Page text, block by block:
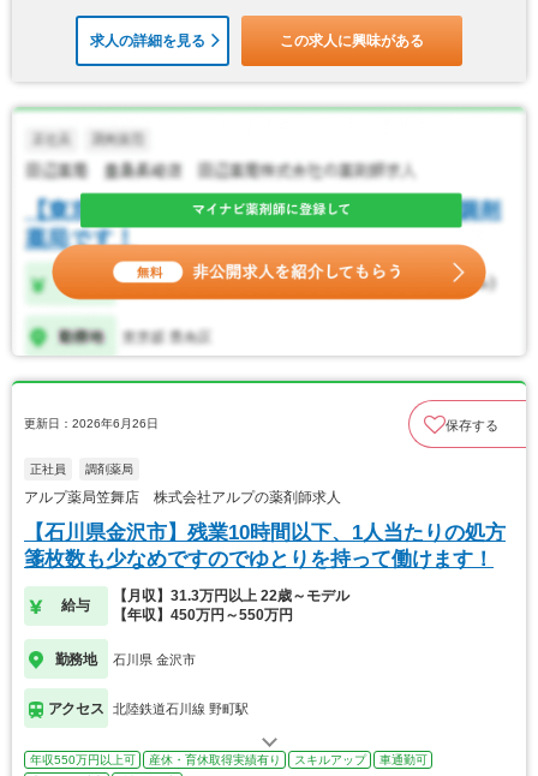
求人の詳細を見る この求人に興味がある
更新日：2026年6月26日 保存する
正社員 調剤薬局
アルプ薬局笠舞店 株式会社アルプの薬剤師求人
【石川県金沢市】残業10時間以下、1人当たりの処方
箋枚数も少なめですのでゆとりを持って働けます！
給与
【月収】31.3万円以上 22歳～モデル
【年収】450万円～550万円
勤務地 石川県 金沢市
アクセス 北陸鉄道石川線 野町駅
年収550万円以上可 産休・育休取得実績有り スキルアップ
車通勤可